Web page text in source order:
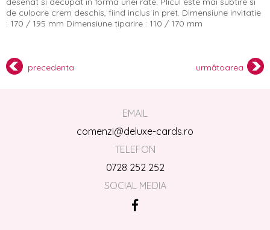
de culoare crem deschis, fiind inclus in pret. Dimensiune invitatie
: 170 / 195 mm Dimensiune tiparire : 110 / 170 mm
precedenta următoarea
EMAIL
comenzi@deluxe-cards.ro
TELEFON
0728 252 252
SOCIAL MEDIA